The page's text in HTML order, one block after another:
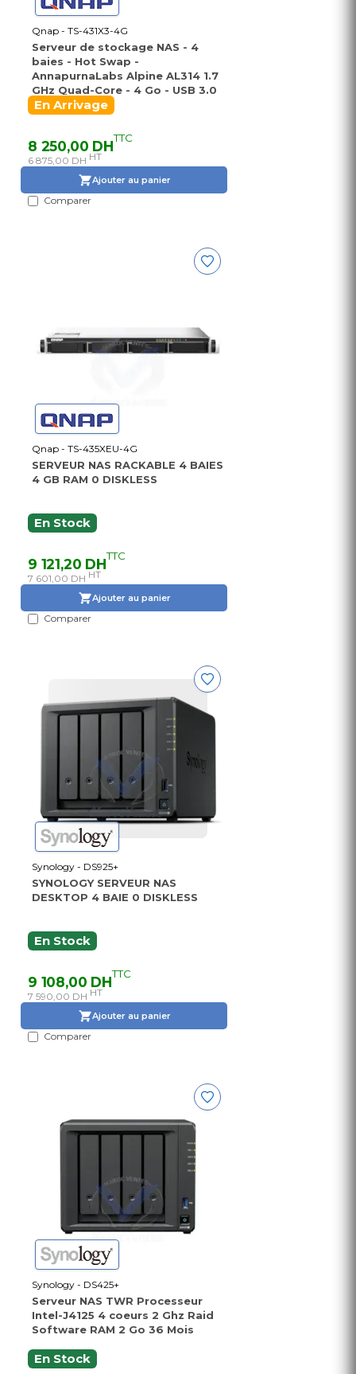
Qnap - TS-431X3-4G
Serveur de stockage NAS - 4
baies - Hot Swap -
AnnapurnaLabs Alpine AL314 1.7
GHz Quad-Core - 4 Go - USB 3.0
En Arrivage
8 250,00 DHTTC
6 875,00 DH HT
Ajouter au panier
Comparer
Qnap - TS-435XEU-4G
SERVEUR NAS RACKABLE 4 BAIES
4 GB RAM 0 DISKLESS
En Stock
9 121,20 DHTTC
7 601,00 DH HT
Ajouter au panier
Comparer
Synology - DS925+
SYNOLOGY SERVEUR NAS
DESKTOP 4 BAIE 0 DISKLESS
En Stock
9 108,00 DHTTC
7 590,00 DH HT
Ajouter au panier
Comparer
Synology - DS425+
Serveur NAS TWR Processeur
Intel-J4125 4 coeurs 2 Ghz Raid
Software RAM 2 Go 36 Mois
En Stock